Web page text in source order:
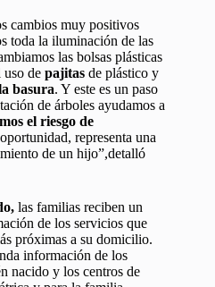
cambios muy positivos
toda la iluminación de las
las bolsas plásticas
uso de pajitas de plástico y
basura. Y este es un paso
de árboles ayudamos a
el riesgo de
representa una
de un hijo”,detalló
las familias reciben un
de los servicios que
próximas a su domicilio.
información de los
nacido y los centros de